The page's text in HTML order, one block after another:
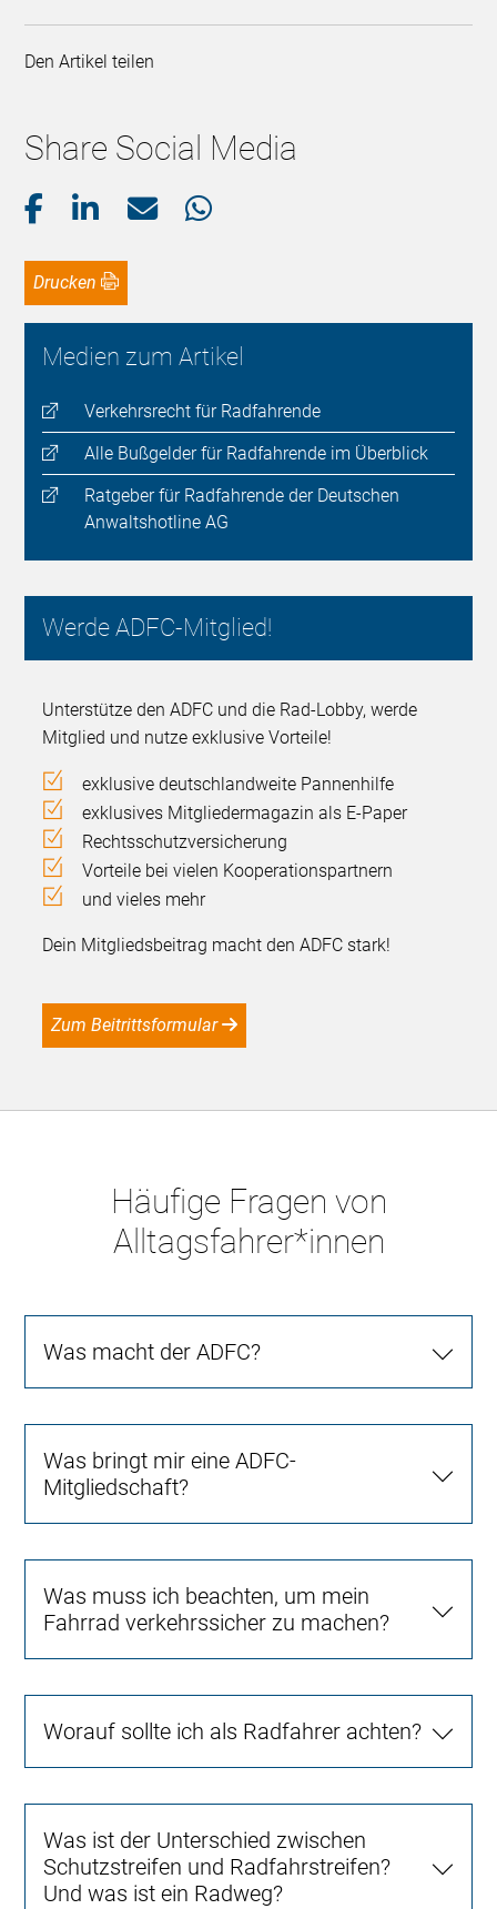
Den Artikel teilen
Share Social Media
Drucken
Medien zum Artikel
Verkehrsrecht für Radfahrende
Alle Bußgelder für Radfahrende im Überblick
Ratgeber für Radfahrende der Deutschen
Anwaltshotline AG
Werde ADFC-Mitglied!
Unterstütze den ADFC und die Rad-Lobby, werde
Mitglied und nutze exklusive Vorteile!
exklusive deutschlandweite Pannenhilfe
exklusives Mitgliedermagazin als E-Paper
Rechtsschutzversicherung
Vorteile bei vielen Kooperationspartnern
und vieles mehr
Dein Mitgliedsbeitrag macht den ADFC stark!
Zum Beitrittsformular
Häufige Fragen von
Alltagsfahrer*innen
Was macht der ADFC?
Was bringt mir eine ADFC-
Mitgliedschaft?
Was muss ich beachten, um mein
Fahrrad verkehrssicher zu machen?
Worauf sollte ich als Radfahrer achten?
Was ist der Unterschied zwischen
Schutzstreifen und Radfahrstreifen?
Und was ist ein Radweg?